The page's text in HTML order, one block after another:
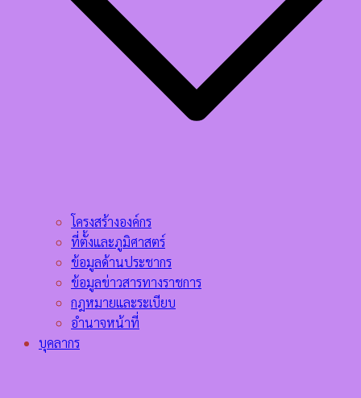
โครงสร้างองค์กร
ที่ตั้งและภูมิศาสตร์
ข้อมูลด้านประชากร
ข้อมูลข่าวสารทางราชการ
กฎหมายและระเบียบ
อำนาจหน้าที่
บุคลากร